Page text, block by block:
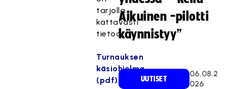
tarjolla
kattavasti
tietoa.
Turnauksen
käsiohjelma
(pdf).
Aikuinen -pilotti
käynnistyy”
UUTISET
06.08.2
026